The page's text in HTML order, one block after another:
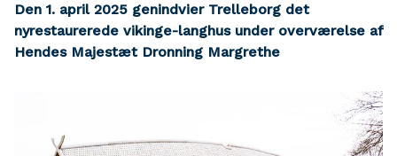
Den 1. april 2025 genindvier Trelleborg det
nyrestaurerede vikinge-langhus under overværelse af
Hendes Majestæt Dronning Margrethe